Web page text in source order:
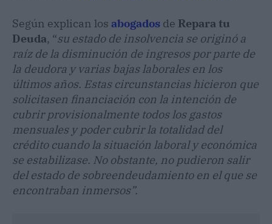
Según explican los abogados de Repara tu
Deuda, “su estado de insolvencia se originó a
raíz de la disminución de ingresos por parte de
la deudora y varias bajas laborales en los
últimos años. Estas circunstancias hicieron que
solicitasen financiación con la intención de
cubrir provisionalmente todos los gastos
mensuales y poder cubrir la totalidad del
crédito cuando la situación laboral y económica
se estabilizase. No obstante, no pudieron salir
del estado de sobreendeudamiento en el que se
encontraban inmersos”.